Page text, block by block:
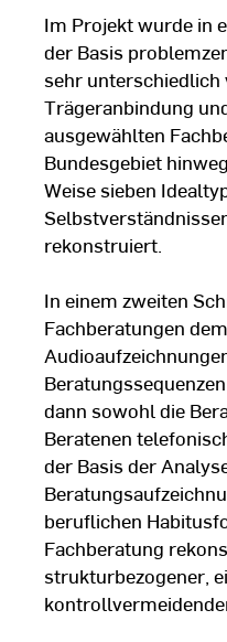
Im Projekt wurde in
der Basis
sehr unterschiedlich
Trägeranbindung
ausgewählten
Bundesgebiet
Weise sieben
rekonstruiert.
In einem zweiten
Fachberatungen
dann sowohl die
Beratenen
der Basis der
beruflichen
Fachberatung
strukturbezogener,